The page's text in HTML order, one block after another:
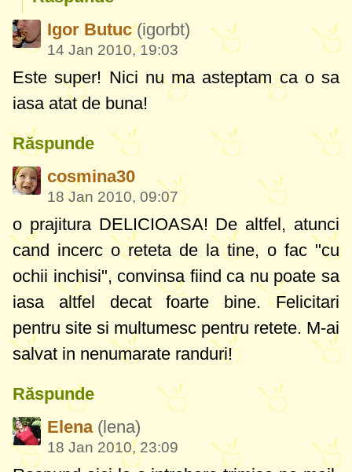
Igor Butuc(igorbt)
14 Jan 2010, 19:03
Este super! Nici nu ma asteptam ca o sa
iasa atat de buna!
Răspunde
cosmina30
18 Jan 2010, 09:07
o prajitura DELICIOASA! De altfel, atunci
cand incerc o reteta de la tine, o fac "cu
ochii inchisi", convinsa fiind ca nu poate sa
iasa altfel decat foarte bine. Felicitari
pentru site si multumesc pentru retete. M-ai
salvat in nenumarate randuri!
Răspunde
Elena (lena)
18 Jan 2010, 23:09